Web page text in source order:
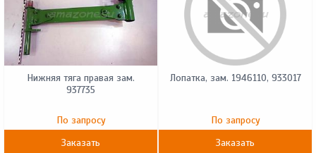
Нижняя тяга правая зам.
937735
По запросу
Заказать
Лопатка, зам. 1946110, 933017
По запросу
Заказать